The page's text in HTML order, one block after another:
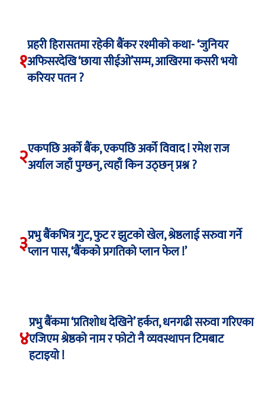
१
प्रहरी हिरासतमा रहेकी बैंकर रश्मीको कथा- ‘जुनियर
अफिसरदेखि ‘छाया सीईओ’सम्म, आखिरमा कसरी भयो
करियर पतन ?
२एकपछि अर्को बैंक, एकपछि अर्को विवाद ! रमेश राज
अर्याल जहाँ पुग्छन्, त्यहाँ किन उठ्छन् प्रश्न ?
३प्रभु बैंकभित्र गुट, फुट र झुटको खेल, श्रेष्ठलाई सरुवा गर्ने
प्लान पास, ‘बैंकको प्रगतिको प्लान फेल !’
४
प्रभु बैंकमा ‘प्रतिशोध देखिने’ हर्कत, धनगढी सरुवा गरिएका
एजिएम श्रेष्ठको नाम र फोटो नै व्यवस्थापन टिमबाट
हटाइयो !